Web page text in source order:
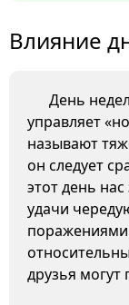
Влияние
День
управляет
называют
он следует
этот день
удачи
друзья могут